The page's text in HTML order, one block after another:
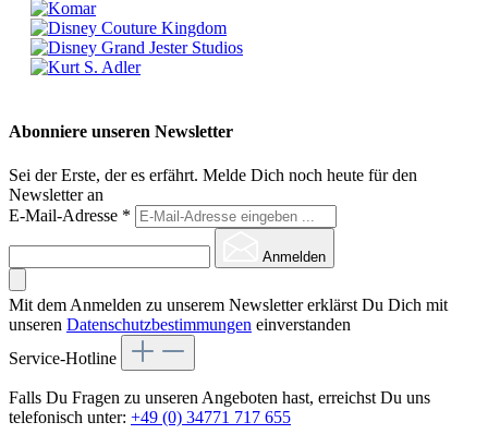
Abonniere unseren Newsletter
Sei der Erste, der es erfährt. Melde Dich noch heute für den
Newsletter an
E-Mail-Adresse *
Anmelden
Mit dem Anmelden zu unserem Newsletter erklärst Du Dich mit
unseren Datenschutzbestimmungen einverstanden
Service-Hotline
Falls Du Fragen zu unseren Angeboten hast, erreichst Du uns
telefonisch unter: +49 (0) 34771 717 655